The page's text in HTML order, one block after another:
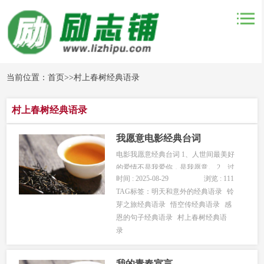
当前位置：首页>>村上春树经典语录
村上春树经典语录
我愿意电影经典台词
电影我愿意经典台词 1、人世间最美好
的爱情不是我爱你，是我愿意。 2、过
日子，经济条件很重要，人更重要！
3、女人有个通病，过了30岁还没嫁，就
心里发毛！ 4、然而要男人爱你的心，
心甘情愿与你在一起的心是很难的。不
是男人没心了，是这个现实的...
时间 : 2025-08-29
浏览 : 111
TAG标签： 明天和意外的经典语录 铃
芽之旅经典语录 悟空传经典语录 感
恩的句子经典语录 村上春树经典语
录